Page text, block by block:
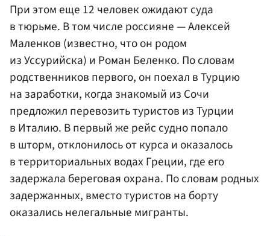
При этом еще 12 человек ожидают суда
в тюрьме. В том числе россияне — Алексей
Маленков (известно, что он родом
из Уссурийска) и Роман Беленко. По словам
родственников первого, он поехал в Турцию
на заработки, когда знакомый из Сочи
предложил перевозить туристов из Турции
в Италию. В первый же рейс судно попало
в шторм, отклонилось от курса и оказалось
в территориальных водах Греции, где его
задержала береговая охрана. По словам родных
задержанных, вместо туристов на борту
оказались нелегальные мигранты.